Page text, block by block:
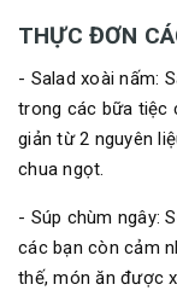
THỰC ĐƠN
- Salad xoài nấm:
trong các bữa tiệc
giản từ 2 nguyên
chua ngọt.
- Súp chùm ngây:
các bạn còn cảm
thế, món ăn được